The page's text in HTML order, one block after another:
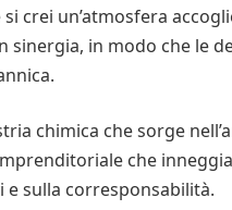
crei un’atmosfera
sinergia, in modo che le
chimica che sorge
che
sulla corresponsabilità.